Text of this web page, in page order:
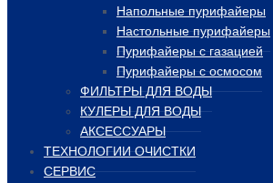
Напольные пурифайеры
Настольные пурифайеры
Пурифайеры с газацией
Пурифайеры с осмосом
ФИЛЬТРЫ ДЛЯ ВОДЫ
КУЛЕРЫ ДЛЯ ВОДЫ
АКСЕССУАРЫ
ТЕХНОЛОГИИ ОЧИСТКИ
СЕРВИС